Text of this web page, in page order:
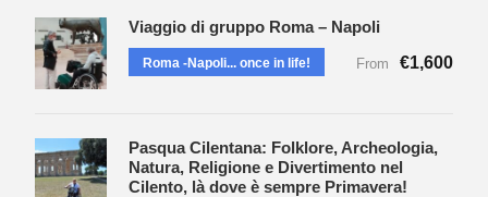
Viaggio di gruppo Roma – Napoli
Roma -Napoli... once in life! From €1,600
Pasqua Cilentana: Folklore, Archeologia,
Natura, Religione e Divertimento nel
Cilento, là dove è sempre Primavera!